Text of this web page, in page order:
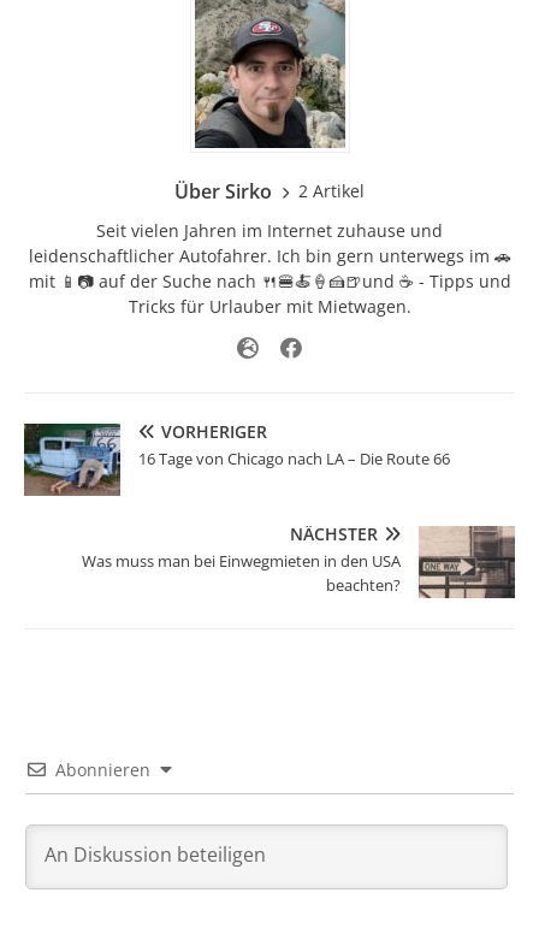
Über Sirko
2 Artikel
Seit vielen Jahren im Internet zuhause und
leidenschaftlicher Autofahrer. Ich bin gern unterwegs im 🚗
mit 📱📷 auf der Suche nach 🍴🍔🍝🍦🍰🍺und ☕ - Tipps und
Tricks für Urlauber mit Mietwagen.
VORHERIGER
16 Tage von Chicago nach LA – Die Route 66
NÄCHSTER
Was muss man bei Einwegmieten in den USA
beachten?
Abonnieren